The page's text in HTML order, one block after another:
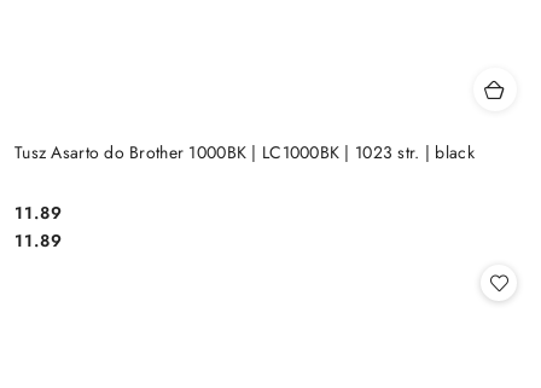
Tusz Asarto do Brother 1000BK | LC1000BK | 1023 str. | black
Cena:
11.89
Cena:
11.89